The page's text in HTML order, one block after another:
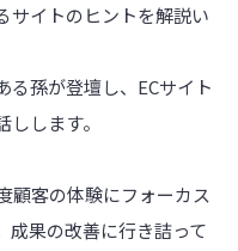
サイトのヒントを解説い
孫が登壇し、ECサイト
します。
顧客の体験にフォーカス
成果の改善に行き詰って